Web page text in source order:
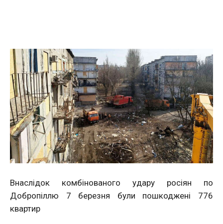
Внаслідок комбінованого удару росіян по
Добропіллю 7 березня були пошкоджені 776
квартир